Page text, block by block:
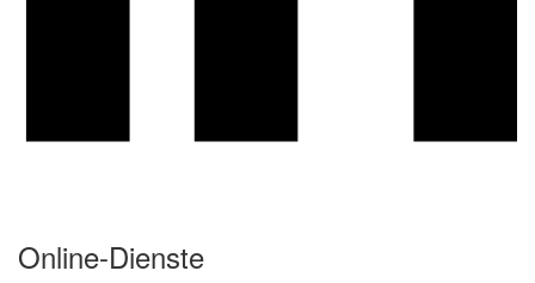
Online-Dienste